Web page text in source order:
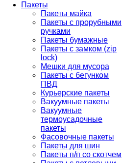
Пакеты
Пакеты майка
Пакеты с прорубными
ручками
Пакеты бумажные
Пакеты с замком (zip
lock)
Мешки для мусора
Пакеты с бегунком
ПВД
Курьерские пакеты
Вакуумные пакеты
Вакуумные
термоусадочные
пакеты
Фасовочные пакеты
Пакеты для шин
Пакеты п/п со скотчем